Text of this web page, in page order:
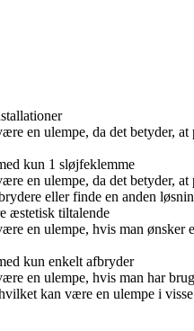
en ulempe, da det betyder,
kun 1 sløjfeklemme
en ulempe, da det betyder,
eller finde en anden
æstetisk tiltalende
en ulempe, hvis man ønsker
kun enkelt afbryder
en ulempe, hvis man har
kan være en ulempe i